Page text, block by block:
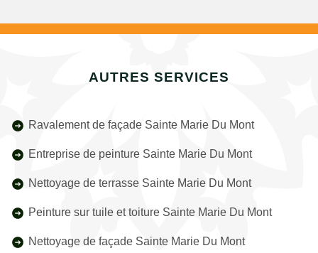
AUTRES SERVICES
Ravalement de façade Sainte Marie Du Mont
Entreprise de peinture Sainte Marie Du Mont
Nettoyage de terrasse Sainte Marie Du Mont
Peinture sur tuile et toiture Sainte Marie Du Mont
Nettoyage de façade Sainte Marie Du Mont